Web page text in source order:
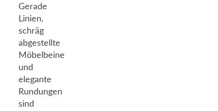
Gerade
Linien,
schräg
abgestellte
Möbelbeine
und
elegante
Rundungen
sind